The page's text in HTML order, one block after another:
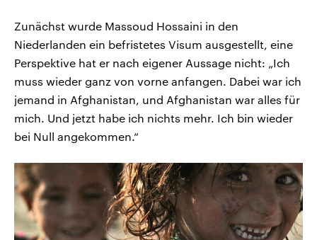
Zunächst wurde Massoud Hossaini in den
Niederlanden ein befristetes Visum ausgestellt, eine
Perspektive hat er nach eigener Aussage nicht: „Ich
muss wieder ganz von vorne anfangen. Dabei war ich
jemand in Afghanistan, und Afghanistan war alles für
mich. Und jetzt habe ich nichts mehr. Ich bin wieder
bei Null angekommen.“